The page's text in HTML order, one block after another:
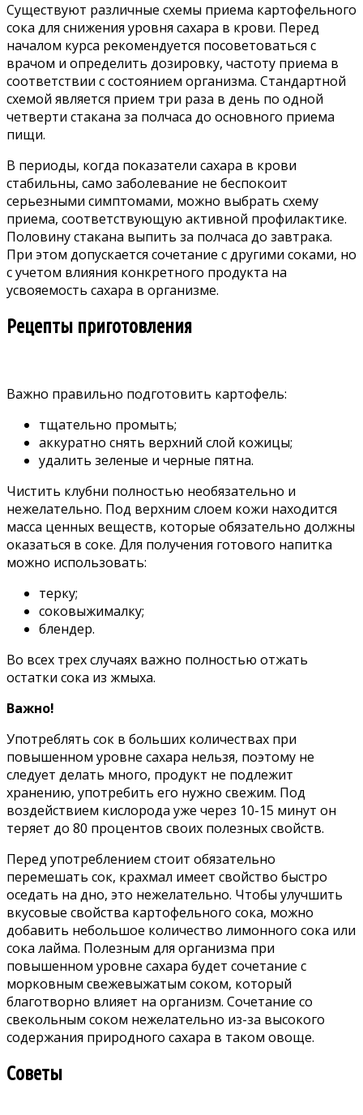
Существуют различные схемы приема картофельного
сока для снижения уровня сахара в крови. Перед
началом курса рекомендуется посоветоваться с
врачом и определить дозировку, частоту приема в
соответствии с состоянием организма. Стандартной
схемой является прием три раза в день по одной
четверти стакана за полчаса до основного приема
пищи.
В периоды, когда показатели сахара в крови
стабильны, само заболевание не беспокоит
серьезными симптомами, можно выбрать схему
приема, соответствующую активной профилактике.
Половину стакана выпить за полчаса до завтрака.
При этом допускается сочетание с другими соками, но
с учетом влияния конкретного продукта на
усвояемость сахара в организме.
Рецепты приготовления
Важно правильно подготовить картофель:
тщательно промыть;
аккуратно снять верхний слой кожицы;
удалить зеленые и черные пятна.
Чистить клубни полностью необязательно и
нежелательно. Под верхним слоем кожи находится
масса ценных веществ, которые обязательно должны
оказаться в соке. Для получения готового напитка
можно использовать:
терку;
соковыжималку;
блендер.
Во всех трех случаях важно полностью отжать
остатки сока из жмыха.
Важно!
Употреблять сок в больших количествах при
повышенном уровне сахара нельзя, поэтому не
следует делать много, продукт не подлежит
хранению, употребить его нужно свежим. Под
воздействием кислорода уже через 10-15 минут он
теряет до 80 процентов своих полезных свойств.
Перед употреблением стоит обязательно
перемешать сок, крахмал имеет свойство быстро
оседать на дно, это нежелательно. Чтобы улучшить
вкусовые свойства картофельного сока, можно
добавить небольшое количество лимонного сока или
сока лайма. Полезным для организма при
повышенном уровне сахара будет сочетание с
морковным свежевыжатым соком, который
благотворно влияет на организм. Сочетание со
свекольным соком нежелательно из-за высокого
содержания природного сахара в таком овоще.
Советы